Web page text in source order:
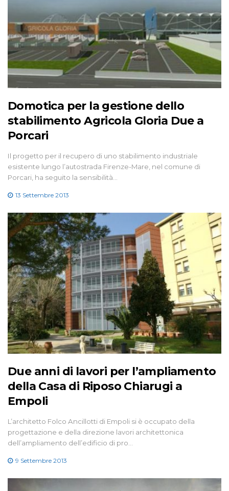
Domotica per la gestione dello
stabilimento Agricola Gloria Due a
Porcari
Il progetto per il recupero di uno stabilimento industriale
esistente lungo l’autostrada Firenze-Mare, nel comune di
Porcari, ha seguito la sensibilità…
13 Settembre 2013
Due anni di lavori per l’ampliamento
della Casa di Riposo Chiarugi a
Empoli
L’architetto Folco Ancillotti di Empoli si è occupato della
progettazione e della direzione lavori architettonica
dell’ampliamento dell’edificio di pro…
9 Settembre 2013